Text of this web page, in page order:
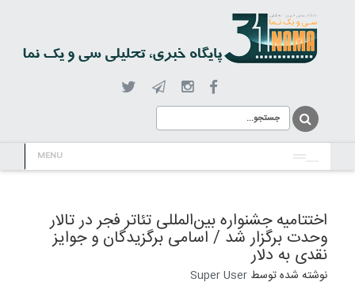
MENU
اختتامیه جشنواره بین‌المللی تئاتر فجر در تالار
وحدت برگزار شد / اسامی برگزیدگان و جوایز
نقدی به دلار
نوشته شده توسط Super User